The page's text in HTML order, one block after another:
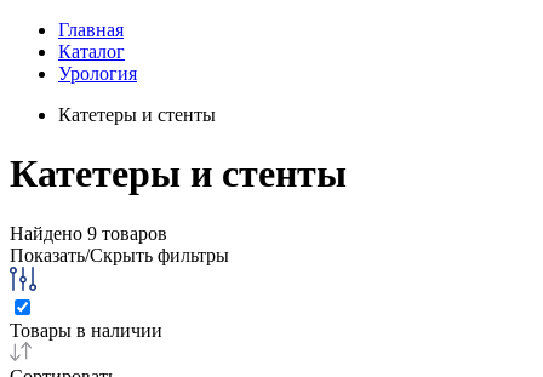
Главная
Каталог
Урология
Катетеры и стенты
Катетеры и стенты
Найдено 9 товаров
Показать/Скрыть фильтры
Товары в наличии